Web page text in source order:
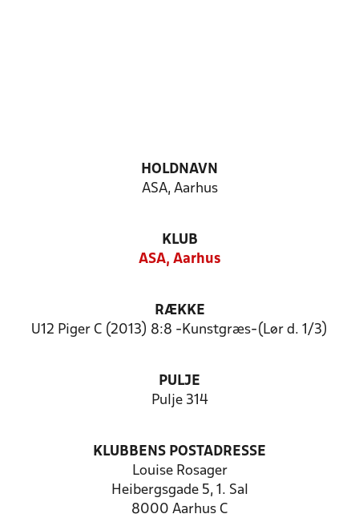
HOLDNAVN
ASA, Aarhus
KLUB
ASA, Aarhus
RÆKKE
U12 Piger C (2013) 8:8 -Kunstgræs-(Lør d. 1/3)
PULJE
Pulje 314
KLUBBENS POSTADRESSE
Louise Rosager
Heibergsgade 5, 1. Sal
8000 Aarhus C